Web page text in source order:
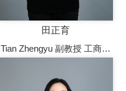
田正育
Tian Zhengyu 副教授 工商管